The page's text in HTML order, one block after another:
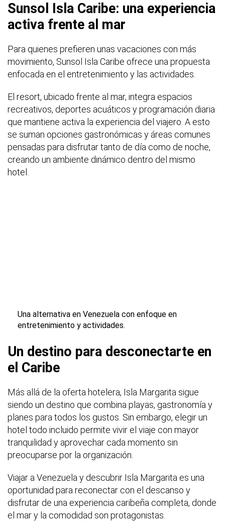
Sunsol Isla Caribe: una experiencia
activa frente al mar
Para quienes prefieren unas vacaciones con más
movimiento, Sunsol Isla Caribe ofrece una propuesta
enfocada en el entretenimiento y las actividades.
El resort, ubicado frente al mar, integra espacios
recreativos, deportes acuáticos y programación diaria
que mantiene activa la experiencia del viajero. A esto
se suman opciones gastronómicas y áreas comunes
pensadas para disfrutar tanto de día como de noche,
creando un ambiente dinámico dentro del mismo
hotel.
Una alternativa en Venezuela con enfoque en
entretenimiento y actividades.
Un destino para desconectarte en
el Caribe
Más allá de la oferta hotelera, Isla Margarita sigue
siendo un destino que combina playas, gastronomía y
planes para todos los gustos. Sin embargo, elegir un
hotel todo incluido permite vivir el viaje con mayor
tranquilidad y aprovechar cada momento sin
preocuparse por la organización.
Viajar a Venezuela y descubrir Isla Margarita es una
oportunidad para reconectar con el descanso y
disfrutar de una experiencia caribeña completa, donde
el mar y la comodidad son protagonistas.